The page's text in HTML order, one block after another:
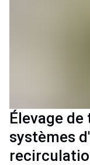
Élevage
systèmes